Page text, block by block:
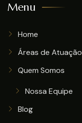
Menu
Home
Áreas de Atuação
Quem Somos
Nossa Equipe
Blog